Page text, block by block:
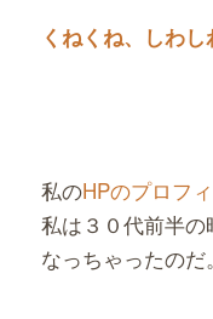
くねくね、しわし
私のHPのプロフ
私は３０代前半
なっちゃったのだ。